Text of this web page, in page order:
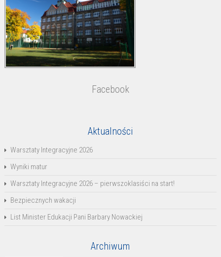
Facebook
Aktualności
Warsztaty Integracyjne 2026
Wyniki matur
Warsztaty Integracyjne 2026 – pierwszoklasiści na start!
Bezpiecznych wakacji
List Minister Edukacji Pani Barbary Nowackiej
Archiwum